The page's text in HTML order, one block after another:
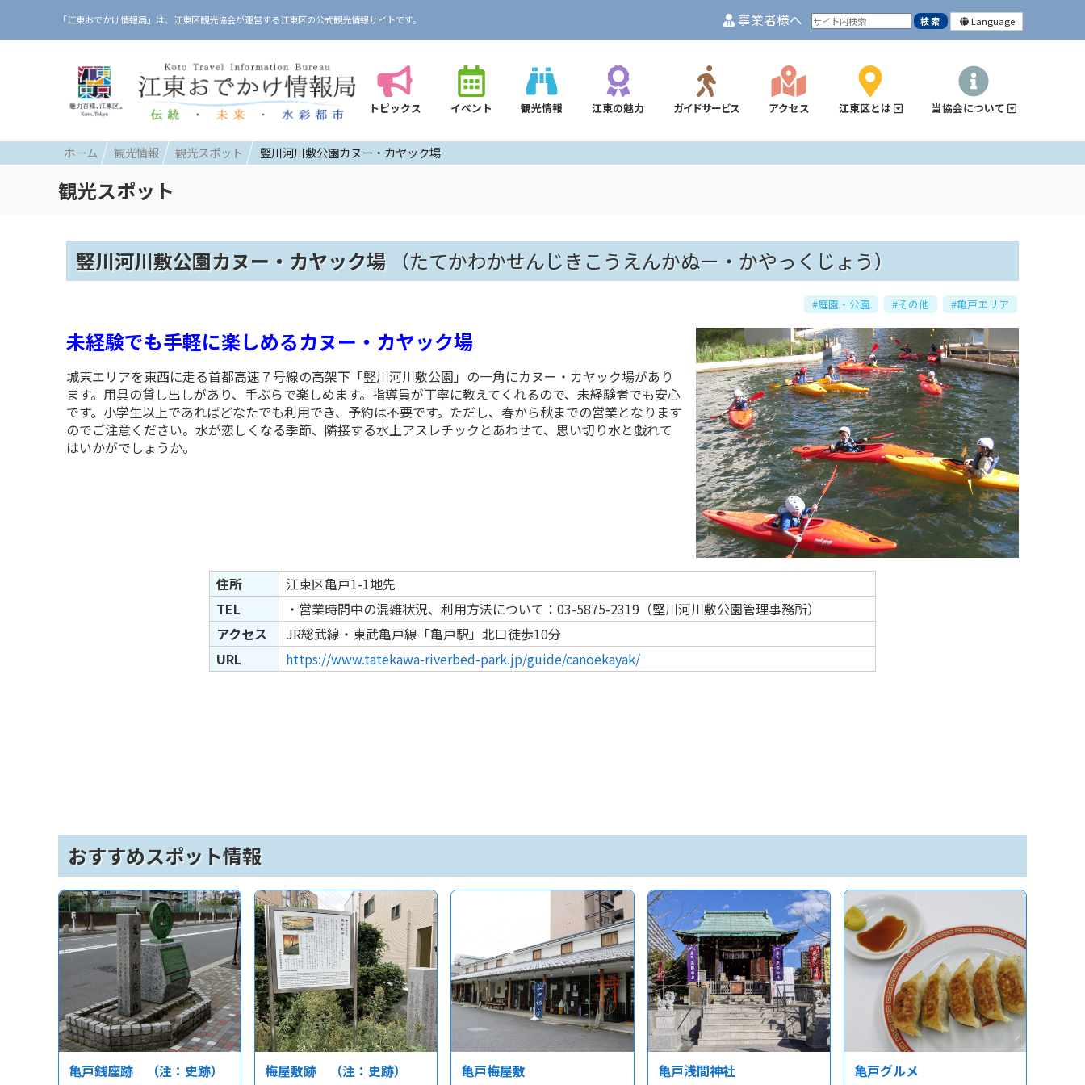
「江東おでかけ情報局」は、江東区観光協会が運営する江東区の公式観光情報サイトです。 事業者様へ Language
トピックス イベント 観光情報 江東の魅力 ガイドサービス アクセス 江東区とは 当協会について
ホーム 観光情報 観光スポット 竪川河川敷公園カヌー・カヤック場
観光スポット
竪川河川敷公園カヌー・カヤック場 （たてかわかせんじきこうえんかぬー・かやっくじょう）
#庭園・公園 #その他 #亀戸エリア
未経験でも手軽に楽しめるカヌー・カヤック場
城東エリアを東西に走る首都高速７号線の高架下「竪川河川敷公園」の一角にカヌー・カヤック場があり
ます。用具の貸し出しがあり、手ぶらで楽しめます。指導員が丁寧に教えてくれるので、未経験者でも安心
です。小学生以上であればどなたでも利用でき、予約は不要です。ただし、春から秋までの営業となります
のでご注意ください。水が恋しくなる季節、隣接する水上アスレチックとあわせて、思い切り水と戯れて
はいかがでしょうか。
住所
江東区亀戸1-1地先
TEL
・営業時間中の混雑状況、利用方法について：03-5875-2319（堅川河川敷公園管理事務所）
アクセス
JR総武線・東武亀戸線「亀戸駅」北口徒歩10分
URL
https://www.tatekawa-riverbed-park.jp/guide/canoekayak/
おすすめスポット情報
亀戸銭座跡 （注：史跡） 梅屋敷跡 （注：史跡） 亀戸梅屋敷 亀戸浅間神社 亀戸グルメ